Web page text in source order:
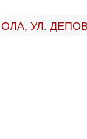
, УЛ.